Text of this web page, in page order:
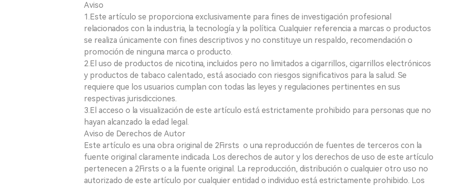
Aviso
1.Este artículo se proporciona exclusivamente para fines de investigación profesional
relacionados con la industria, la tecnología y la política. Cualquier referencia a marcas o productos
se realiza únicamente con fines descriptivos y no constituye un respaldo, recomendación o
promoción de ninguna marca o producto.
2.El uso de productos de nicotina, incluidos pero no limitados a cigarrillos, cigarrillos electrónicos
y productos de tabaco calentado, está asociado con riesgos significativos para la salud. Se
requiere que los usuarios cumplan con todas las leyes y regulaciones pertinentes en sus
respectivas jurisdicciones.
3.El acceso o la visualización de este artículo está estrictamente prohibido para personas que no
hayan alcanzado la edad legal.
Aviso de Derechos de Autor
Este artículo es una obra original de 2Firsts o una reproducción de fuentes de terceros con la
fuente original claramente indicada. Los derechos de autor y los derechos de uso de este artículo
pertenecen a 2Firsts o a la fuente original. La reproducción, distribución o cualquier otro uso no
autorizado de este artículo por cualquier entidad o individuo está estrictamente prohibido. Los